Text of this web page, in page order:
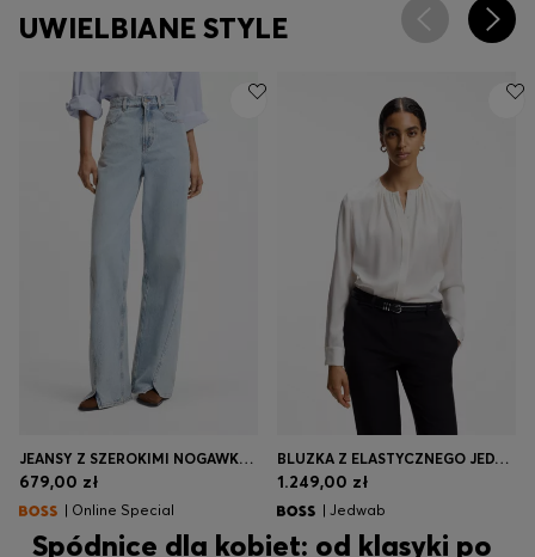
UWIELBIANE STYLE
JEANSY Z SZEROKIMI NOGAWKAMI I WYSOKIM STANEM
679,00 zł
| Online Special
BLUZKA Z ELASTYCZNEGO JEDWABIU O REGULARNYM KROJU BEZ KOŁNIERZYKA
1.249,00 zł
| Jedwab
Spódnice dla kobiet: od klasyki po